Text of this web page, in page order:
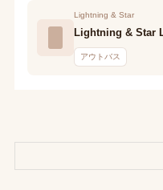
Lightning & Star
アウトバス